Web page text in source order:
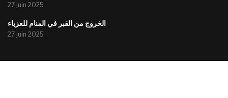
27 juin 2025
الخروج من القبر في المنام للعزباء
27 juin 2025